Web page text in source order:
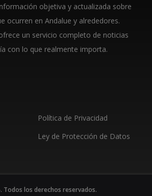
objetiva y actualizada sobre
ocurren en Andalue y alrededores.
un servicio completo de noticias
con lo que realmente importa.
Política de Privacidad
Ley de Protección de Datos
Todos los derechos reservados.